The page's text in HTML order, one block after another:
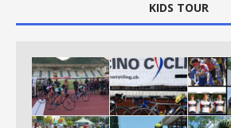
KIDS TOUR